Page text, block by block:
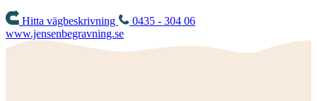
Hitta vägbeskrivning
0435 - 304 06
www.jensenbegravning.se